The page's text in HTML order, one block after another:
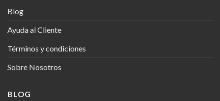
Blog
Ayuda al Cliente
Términos y condiciones
Sobre Nosotros
BLOG